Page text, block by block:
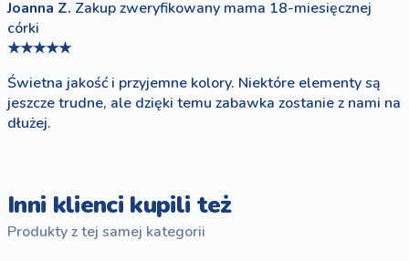
Joanna Z. Zakup zweryfikowany mama 18-miesięcznej
córki
★★★★★
Świetna jakość i przyjemne kolory. Niektóre elementy są
jeszcze trudne, ale dzięki temu zabawka zostanie z nami na
dłużej.
Inni klienci kupili też
Produkty z tej samej kategorii